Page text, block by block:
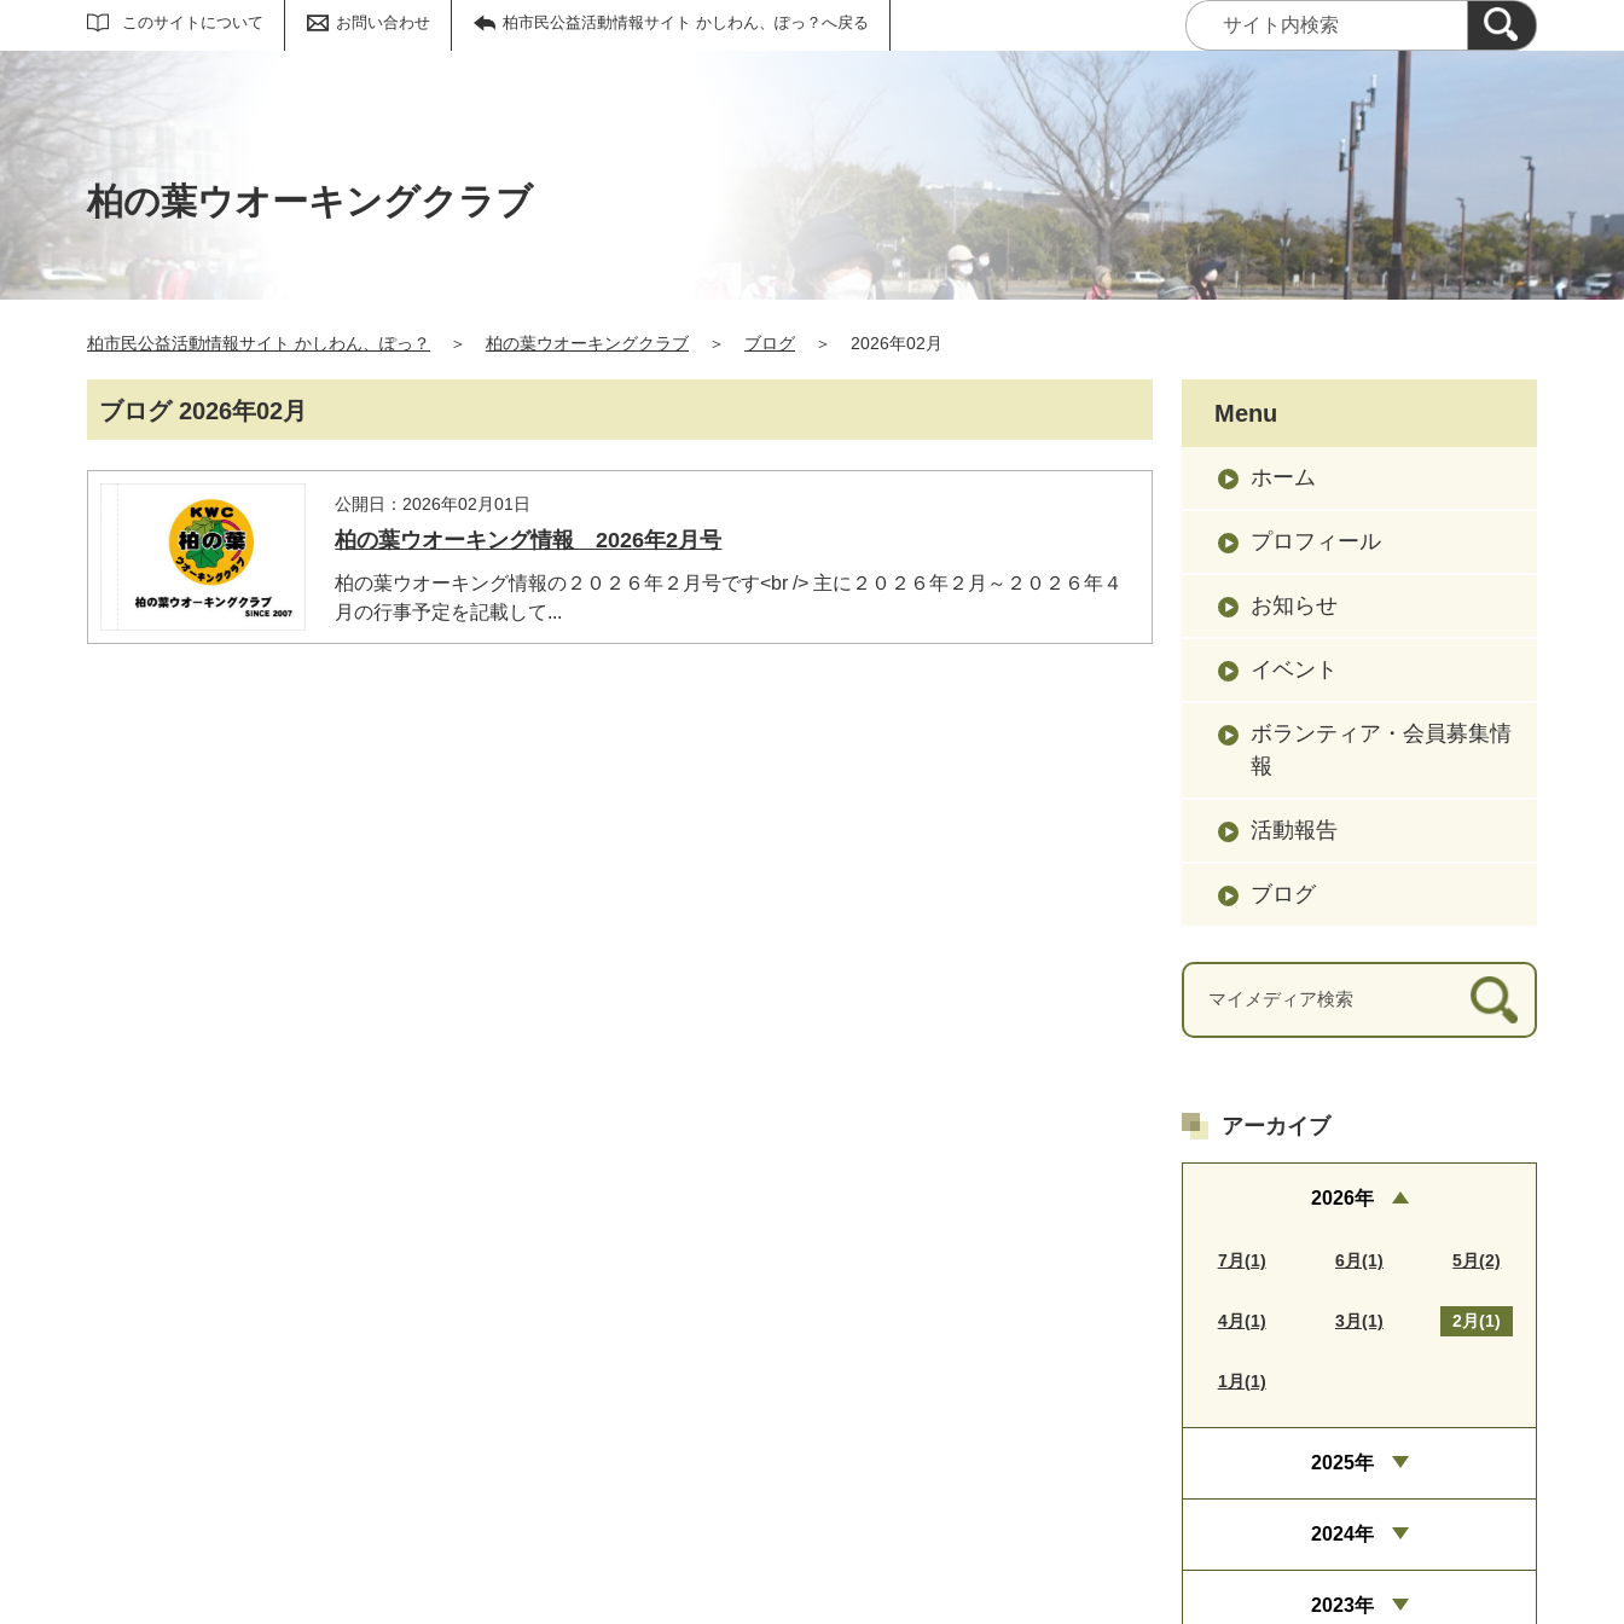
このサイトについて お問い合わせ 柏市民公益活動情報サイト かしわん、ぽっ？へ戻る
サイト内検索
柏の葉ウオーキングクラブ
柏市民公益活動情報サイト かしわん、ぽっ？ ＞ 柏の葉ウオーキングクラブ ＞ ブログ ＞ 2026年02月
ブログ 2026年02月
公開日：2026年02月01日
柏の葉ウオーキング情報 2026年2月号
柏の葉ウオーキング情報の２０２６年２月号です<br /> 主に２０２６年２月～２０２６年４
月の行事予定を記載して...
Menu
ホーム
プロフィール
お知らせ
イベント
ボランティア・会員募集情
報
活動報告
ブログ
アーカイブ
2026年
7月(1) 6月(1) 5月(2)
4月(1) 3月(1) 2月(1)
1月(1)
2025年
2024年
2023年